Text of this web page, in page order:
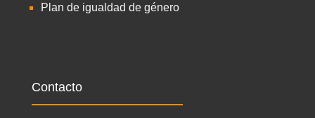
Plan de igualdad de género
Contacto